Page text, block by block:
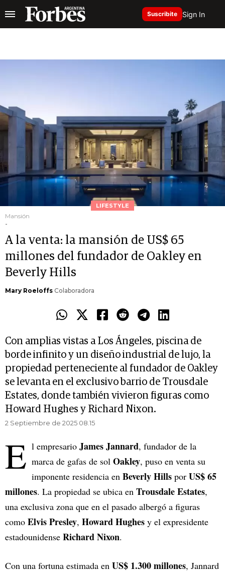
Suscribite Sign In
LIFESTYLE
Mansión
-
A la venta: la mansión de US$ 65
millones del fundador de Oakley en
Beverly Hills
Mary Roeloffs Colaboradora
Con amplias vistas a Los Ángeles, piscina de
borde infinito y un diseño industrial de lujo, la
propiedad perteneciente al fundador de Oakley
se levanta en el exclusivo barrio de Trousdale
Estates, donde también vivieron figuras como
Howard Hughes y Richard Nixon.
2 Septiembre de 2025 08.15
E l empresario James Jannard, fundador de la
marca de gafas de sol Oakley, puso en venta su
imponente residencia en Beverly Hills por US$ 65
millones. La propiedad se ubica en Trousdale Estates,
una exclusiva zona que en el pasado albergó a figuras
como Elvis Presley, Howard Hughes y el expresidente
estadounidense Richard Nixon.
Con una fortuna estimada en US$ 1.300 millones, Jannard